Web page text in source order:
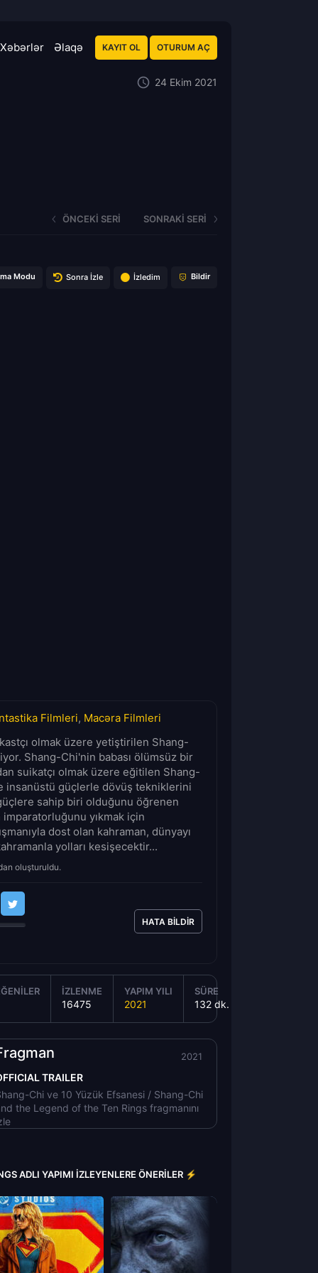
Xəbərlər Əlaqə KAYIT OL OTURUM AÇ
24 Ekim 2021
ÖNCEKI SERI SONRAKI SERI
Modu Sonra İzle İzledim Bildir
Filmleri, Macəra Filmleri
olmak üzere yetiştirilen Shang-
Shang-Chi'nin babası ölümsüz bir
suikatçı olmak üzere eğitilen Shang-
insanüstü güçlerle dövüş tekniklerini
güçlere sahip biri olduğunu öğrenen
yıkmak için
dost olan kahraman, dünyayı
yolları kesişecektir...
oluşturuldu.
HATA BILDIR
İZLENME
16475
YAPIM YILI
2021
SÜRE
132 dk.
TRAILER
Chi ve 10 Yüzük Efsanesi / Shang-Chi
the Legend of the Ten Rings fragmanını
2021
ADLI YAPIMI İZLEYENLERE ÖNERILER ⚡